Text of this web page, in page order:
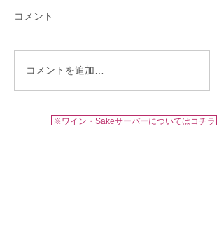
ブリリアントDUO58/神戸
中華うえばやし
コメント
コメントを追加…
※ワイン・Sakeサーバーについてはコチラ